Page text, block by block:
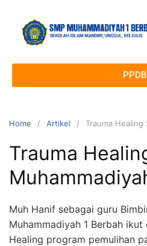
PPDB
Home Artikel Trauma Healing
Trauma
Muh Hanif sebagai guru
Muhammadiyah 1 Berbah
Healing program pemulihan